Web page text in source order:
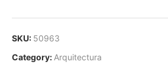
SKU: 50963
Category: Arquitectura